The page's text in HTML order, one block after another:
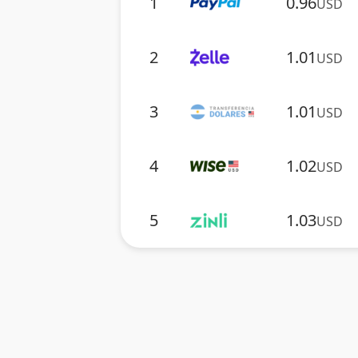
USD
2 1.01 USD
3 1.01 USD
4 1.02USD
5 1.03USD